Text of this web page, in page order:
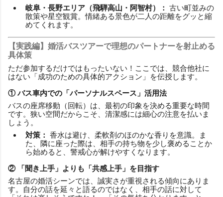
岐阜・長野エリア（飛騨高山・阿智村）： 古い町並みの
散策や星空観賞。情緒ある景色が二人の距離をグッと縮
めてくれます。
【実践編】婚活バスツアーで理想のパートナーを射止める
具体策
ただ参加するだけではもったいない！ここでは、競合他社に
はない「成功のための具体的アクション」を伝授します。
① バス車内での「パーソナルスペース」活用法
バスの座席移動（回転）は、最初の印象を決める重要な時間
です。狭い空間だからこそ、清潔感には細心の注意を払いま
しょう。
対策： 香水は避け、柔軟剤のほのかな香りを意識。ま
た、隣に座った際は、相手の持ち物を少し褒めることか
ら始めると、警戒心が解けやすくなります。
② 「聞き上手」よりも「共感上手」を目指す
名古屋の婚活シーンでは、誠実さが重視される傾向にありま
す。自分の話を延々と語るのではなく、相手の話に対して